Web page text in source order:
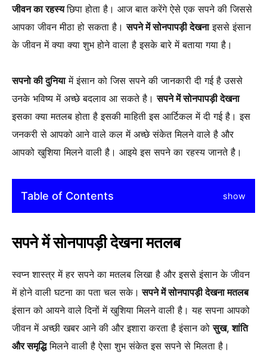
जीवन का रहस्यछिपा होता है। आज बात करेंगे ऐसे एक सपने की जिससे
आपका जीवन मीठा हो सकता है।सपने में सोनपापड़ी देखनाइससे इंसान
के जीवन में क्या क्या शुभ होने वाला है इसके बारे में बताया गया है।
सपनो की दुनियामें इंसान को जिस सपने की जानकारी दी गई है उससे
उनके भविष्य में अच्छे बदलाव आ सकते है।सपने में सोनपापड़ी देखना
इसका क्या मतलब होता है इसकी माहिती इस आर्टिकल में दी गई है। इस
जनकरी से आपको आने वाले कल में अच्छे संकेत मिलने वाले है और
आपको खुशिया मिलने वाली है। आइये इस सपने का रहस्य जानते है।
Table of Contents show
सपने में सोनपापड़ी देखना मतलब
स्वप्न शास्त्र में हर सपने का मतलब लिखा है और इससे इंसान के जीवन
में होने वाली घटना का पता चल सके। सपने में सोनपापड़ी देखना मतलब
इंसान को आयने वाले दिनों में खुशिया मिलने वाली है। यह सपना आपको
जीवन में अच्छी खबर आने की और इशारा करता है इंसान कोसुख, शांति
और समृद्धिमिलने वाली है ऐसा शुभ संकेत इस सपने से मिलता है।